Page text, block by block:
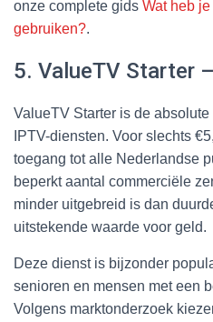
onze complete gids Wat heb
gebruiken?.
5. ValueTV Starter
ValueTV Starter is de
IPTV-diensten. Voor slechts
toegang tot alle Nederlandse
beperkt aantal commerciële
minder uitgebreid is dan
uitstekende waarde voor geld.
Deze dienst is bijzonder
senioren en mensen met een
Volgens marktonderzoek